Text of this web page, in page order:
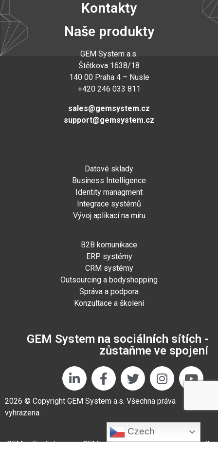
Kontakty
Naše produkty
GEM System a.s.
Štětkova 1638/18
140 00 Praha 4 – Nusle
+420 246 033 811
sales@gemsystem.cz
support@gemsystem.cz
Datové sklady
Business Intelligence
Identity managment
Integrace systémů
Vývoj aplikací na míru
B2B komunikace
ERP systémy
CRM systémy
Outsourcing a bodyshopping
Správa a podpora
Konzultace a školení
GEM System na sociálních sítích -
zůstaňme ve spojení
2026 © Copyright GEM System a.s. Všechna práva
vyhrazena.
GEM in English GEM auf Deutsch Cookies pravidla
Czech